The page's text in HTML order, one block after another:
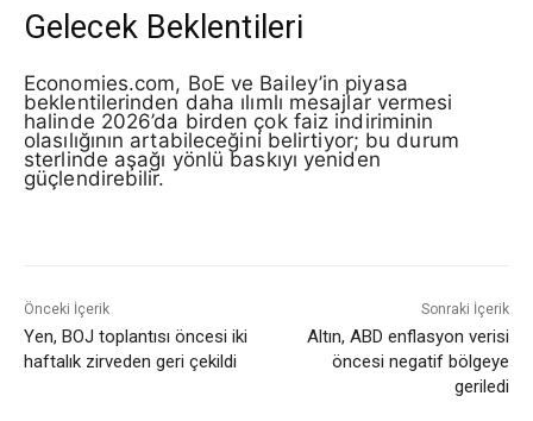
Gelecek Beklentileri
Economies.com, BoE ve Bailey’in piyasa
beklentilerinden daha ılımlı mesajlar vermesi
halinde 2026’da birden çok faiz indiriminin
olasılığının artabileceğini belirtiyor; bu durum
sterlinde aşağı yönlü baskıyı yeniden
güçlendirebilir.
Önceki İçerik
Yen, BOJ toplantısı öncesi iki
haftalık zirveden geri çekildi
Sonraki İçerik
Altın, ABD enflasyon verisi
öncesi negatif bölgeye
geriledi